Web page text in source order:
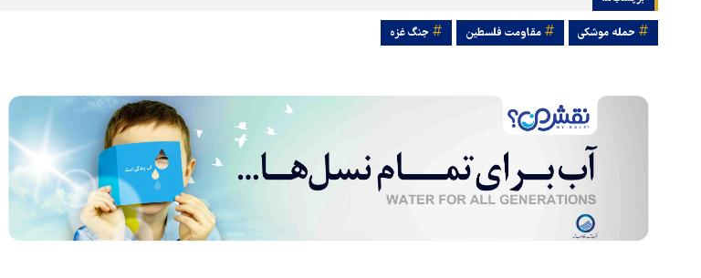
حمله موشکی مقاومت فلسطین جنگ غزه